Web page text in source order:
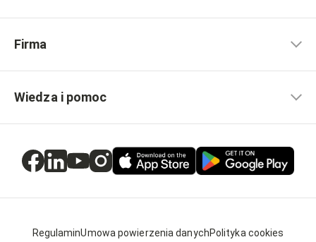
Firma
Wiedza i pomoc
RegulaminUmowa powierzenia danychPolityka cookies